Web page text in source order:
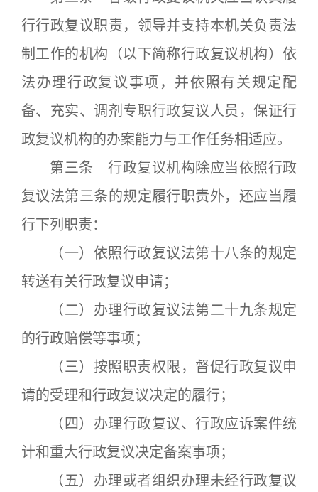
行行政复议职责，领导并支持本机关负责法
制工作的机构（以下简称行政复议机构）依
法办理行政复议事项，并依照有关规定配
备、充实、调剂专职行政复议人员，保证行
政复议机构的办案能力与工作任务相适应。
第三条 行政复议机构除应当依照行政
复议法第三条的规定履行职责外，还应当履
行下列职责：
（一）依照行政复议法第十八条的规定
转送有关行政复议申请；
（二）办理行政复议法第二十九条规定
的行政赔偿等事项；
（三）按照职责权限，督促行政复议申
请的受理和行政复议决定的履行；
（四）办理行政复议、行政应诉案件统
计和重大行政复议决定备案事项；
（五）办理或者组织办理未经行政复议